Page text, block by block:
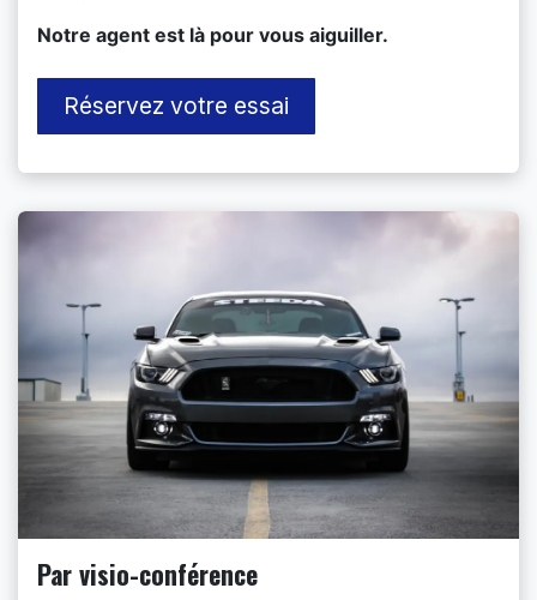
​Notre agent est là pour vous aiguiller.
Réservez votre essai
Par visio-conférence